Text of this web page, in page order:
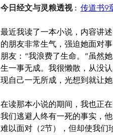
今日经文与灵粮透视 : 传道书9
最近我读了一本小说，内容讲
的朋友非常生气，强迫她面对
朋友：“我浪费了生命。”虽然
生一事无成。我很懒散，从没
现自己一无所成，光想到就让
在读那本小说的期间，我也正
我们逃避人终有一死的事实，
难以面对（2节），但却使我们